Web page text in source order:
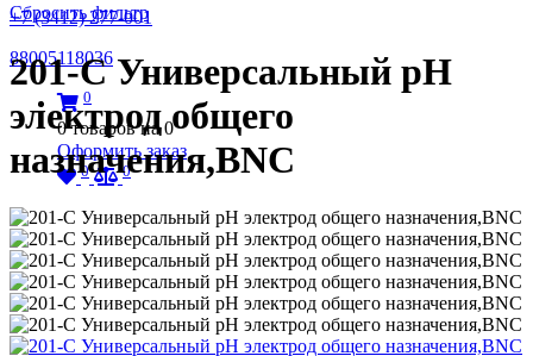
+7 (3412) 277-001
88005118036
0
0 товаров на0
Оформить заказ
0 0
Сбросить фильтр
201-C Универсальный pH
электрод общего
назначения,BNC